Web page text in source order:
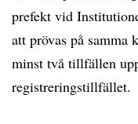
prefekt vid
att prövas på
minst två tillfällen
registreringstillfället.